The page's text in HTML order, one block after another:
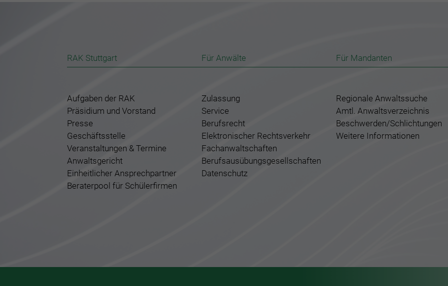
RAK Stuttgart
Aufgaben der RAK
Präsidium und Vorstand
Presse
Geschäftsstelle
Veranstaltungen & Termine
Anwaltsgericht
Einheitlicher Ansprechpartner
Beraterpool für Schülerfirmen
Für Anwälte
Zulassung
Service
Berufsrecht
Elektronischer Rechtsverkehr
Fachanwaltschaften
Berufsausübungsgesellschaften
Datenschutz
Für Mandanten
Regionale Anwaltssuche
Amtl. Anwaltsverzeichnis
Beschwerden/Schlichtungen
Weitere Informationen